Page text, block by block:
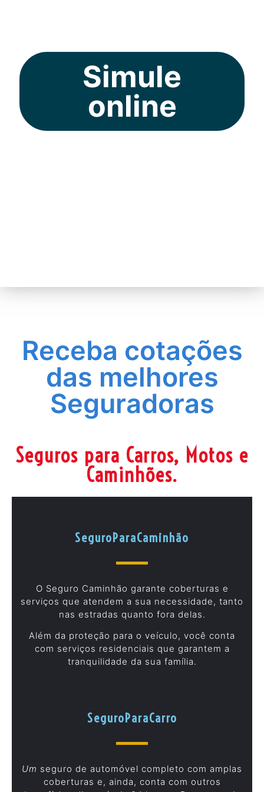
Simule
online
Receba cotações
das melhores
Seguradoras
Seguros para Carros, Motos e
Caminhões.
SeguroParaCaminhão
O Seguro Caminhão garante coberturas e
serviços que atendem a sua necessidade, tanto
nas estradas quanto fora delas.
Além da proteção para o veículo, você conta
com serviços residenciais que garantem a
tranquilidade da sua família.
SeguroParaCarro
Um seguro de automóvel completo com amplas
coberturas e, ainda, conta com outros